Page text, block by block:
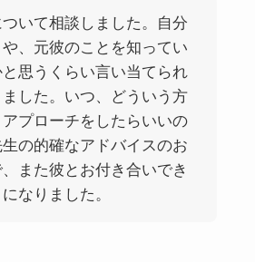
いて相談しました。自分
、元彼のことを知ってい
と思うくらい言い当てられ
した。いつ、どういう方
プローチをしたらいいの
の的確なアドバイスのお
また彼とお付き合いでき
なりました。